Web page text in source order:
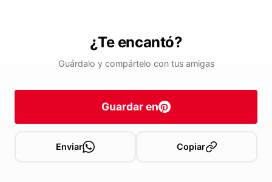
¿Te encantó?
Guárdalo y compártelo con tus amigas
Guardar en
Enviar Copiar